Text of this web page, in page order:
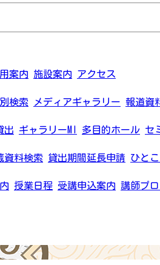
案内 施設案内 アクセス
検索 メディアギャラリー 報道資
出 ギャラリーMI 多目的ホール セ
資料検索 貸出期間延長申請 ひと
授業日程 受講申込案内 講師プ